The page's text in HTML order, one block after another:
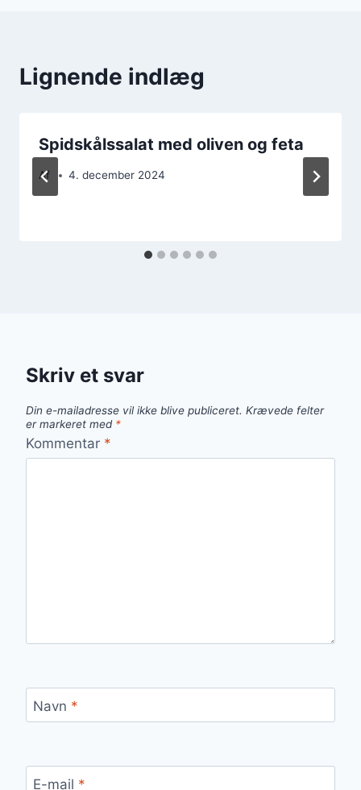
Lignende indlæg
Spidskålssalat med oliven og feta
Af 4. december 2024
Skriv et svar
Din e-mailadresse vil ikke blive publiceret. Krævede felter
er markeret med *
Kommentar *
Navn *
E-mail *